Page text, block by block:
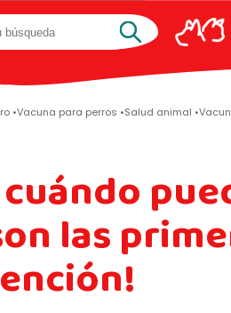
Vacuna para perros Salud animal
las